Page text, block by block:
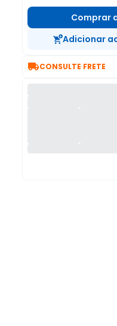
Comprar
Adicionar
CONSULTE FRETE